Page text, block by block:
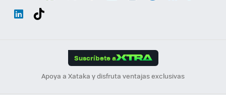
Suscríbete a
Apoya a Xataka y disfruta ventajas exclusivas